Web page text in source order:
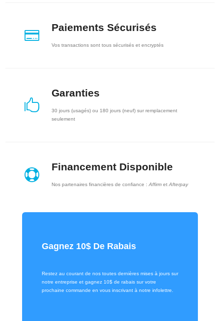

Paiements Sécurisés
Vos transactions sont tous sécurisés et encryptés

Garanties
30 jours (usagés) ou 180 jours (neuf) sur remplacement
seulement

Financement Disponible
Nos partenaires financières de confiance : AffirmetAfterpay
Gagnez 10$ De Rabais
Restez au courant de nos toutes dernières mises à jours sur
notre entreprise et gagnez 10$ de rabais sur votre
prochaine commande en vous inscrivant à notre infolettre.